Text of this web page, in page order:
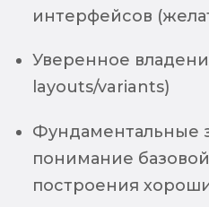
интерфейсов
Уверенное
layouts/variants)
Фундаментальные
понимание
построения